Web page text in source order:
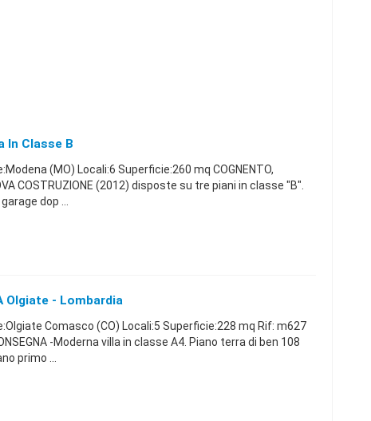
In Classe B
(MO) Locali:6 Superficie:260 mq COGNENTO,
COSTRUZIONE (2012) disposte su tre piani in classe "B".
dop ...
Olgiate - Lombardia
Comasco (CO) Locali:5 Superficie:228 mq Rif: m627
-Moderna villa in classe A4. Piano terra di ben 108
primo ...